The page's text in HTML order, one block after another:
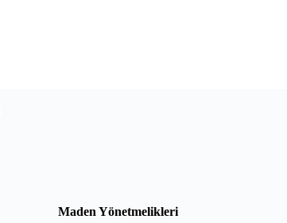
Maden Yönetmelikleri